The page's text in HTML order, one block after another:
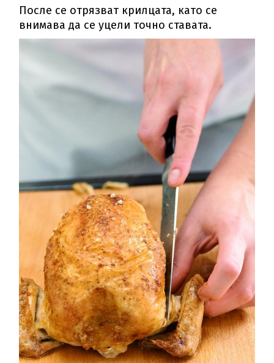
После се отрязват крилцата, като се
внимава да се уцели точно ставата.